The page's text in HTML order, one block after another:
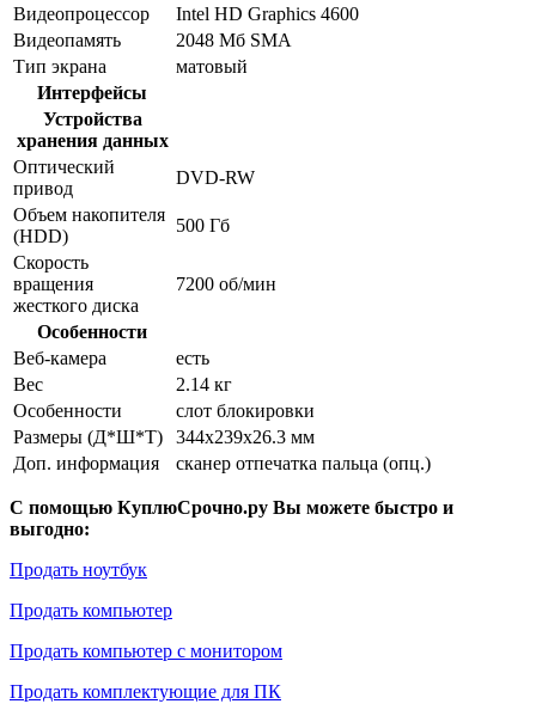
Видеопроцессор
Intel HD Graphics 4600
Видеопамять
2048 Мб SMA
Тип экрана
матовый
Интерфейсы
Устройства
хранения данных
Оптический
привод
DVD-RW
Объем накопителя
(HDD)
500 Гб
Скорость
вращения
жесткого диска
7200 об/мин
Особенности
Веб-камера
есть
Вес
2.14 кг
Особенности
слот блокировки
Размеры (Д*Ш*Т)
344x239x26.3 мм
Доп. информация
сканер отпечатка пальца (опц.)
С помощью КуплюСрочно.ру Вы можете быстро и
выгодно:
Продать ноутбук
Продать компьютер
Продать компьютер с монитором
Продать комплектующие для ПК